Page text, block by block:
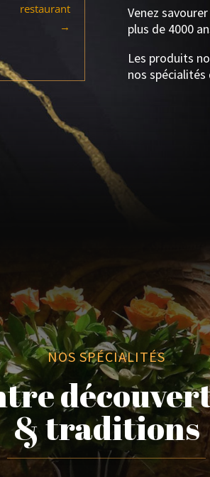
restaurant
→
Venez
plus de 4000
Les produits
nos
NOS SPÉCIALITÉS
& traditions